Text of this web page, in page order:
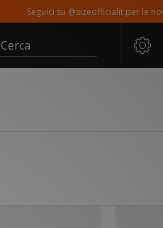
Seguici su @sizeofficialit per le novità
Cerca